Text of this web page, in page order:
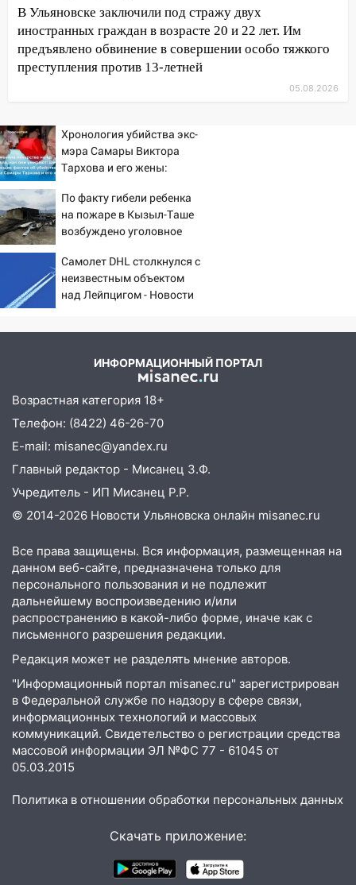
17:27 В Ульяновской области 114 детей-
сирот получили жильё с начала года
16:43 Дорожный сезон перевалил за
16:31
В Ульяновской области
капитально отремонтируют 101
многоквартирный дом
16:30
Прогноз погоды в Ульяновской
области на 5 августа
16:20
В Сурском районе сёла оказались
не защищены от лесных пожаров
16:12
Пуля пробила окно квартиры на
16-м этаже в Ульяновске
16:10 Прокуратура потребовала
усилить борьбу со свалками в
Инзенском районе
16:06 Патриарх Кирилл оценил работу
Симбирской епархии
15:45 Жителям села Тагай больше не
придётся ездить в райцентр ради сдачи
анализов
15:30 После жалобы прокурору на
восстановили освещение
15:23 За неделю ульяновские спасатели
спасли восемь человек
14:40 Житель Димитровграда поверил в
«посылку от дочери» и лишился более 3
миллионов рублей
14:30 Застолье закончилось кражей:
ульяновец перевёл себе деньги с карты
знакомого
14:01
За неделю в Ульяновской области
поймали 48 пьяных водителей
13:54
Хотел «подарить жене машину»,
тысяч рублей
Пять встреч и почти 5 млн рублей:
ульяновский пенсионер отдал деньги
В Ульяновске заключили под стражу двух
иностранных граждан в возрасте 20 и 22 лет. Им
предъявлено обвинение в совершении особо тяжкого
преступления против 13-летней
05.08.2026
Хронология убийства экс-
мэра Самары Виктора
Тархова и его жены:
фактов, новые
подробности
По факту гибели ребенка
на пожаре в Кызыл-Таше
возбуждено уголовное
Самолет DHL столкнулся с
неизвестным объектом
над Лейпцигом - Новости
ИНФОРМАЦИОННЫЙ ПОРТАЛ
Возрастная категория 18+
Телефон: (8422) 46-26-70
E-mail: misanec@yandex.ru
Главный редактор - Мисанец З.Ф.
Учредитель - ИП Мисанец Р.Р.
© 2014-2026 Новости Ульяновска онлайн misanec.ru
Все права защищены. Вся информация, размещенная на
данном веб-сайте, предназначена только для
персонального пользования и не подлежит
дальнейшему воспроизведению и/или
распространению в какой-либо форме, иначе как с
письменного разрешения редакции.
Редакция может не разделять мнение авторов.
"Информационный портал misanec.ru" зарегистрирован
в Федеральной службе по надзору в сфере связи,
информационных технологий и массовых
коммуникаций. Свидетельство о регистрации средства
массовой информации ЭЛ №ФС 77 - 61045 от
05.03.2015
Политика в отношении обработки персональных данных
Скачать приложение: